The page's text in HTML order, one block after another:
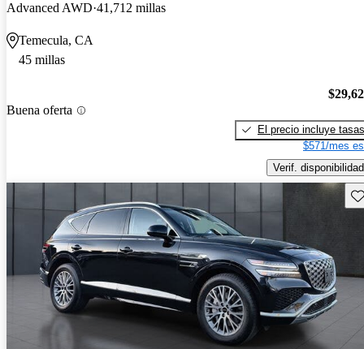
Advanced AWD 41,712 millas
Temecula, CA
45 millas
Buena oferta
El precio incluye tasas
$571/mes
Verif. disponibilidad